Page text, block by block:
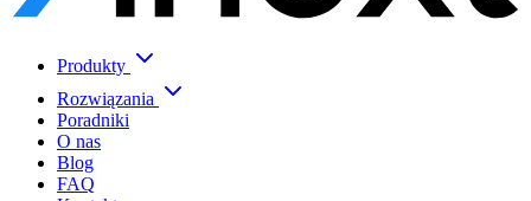
Produkty
Rozwiązania
Poradniki
O nas
Blog
FAQ